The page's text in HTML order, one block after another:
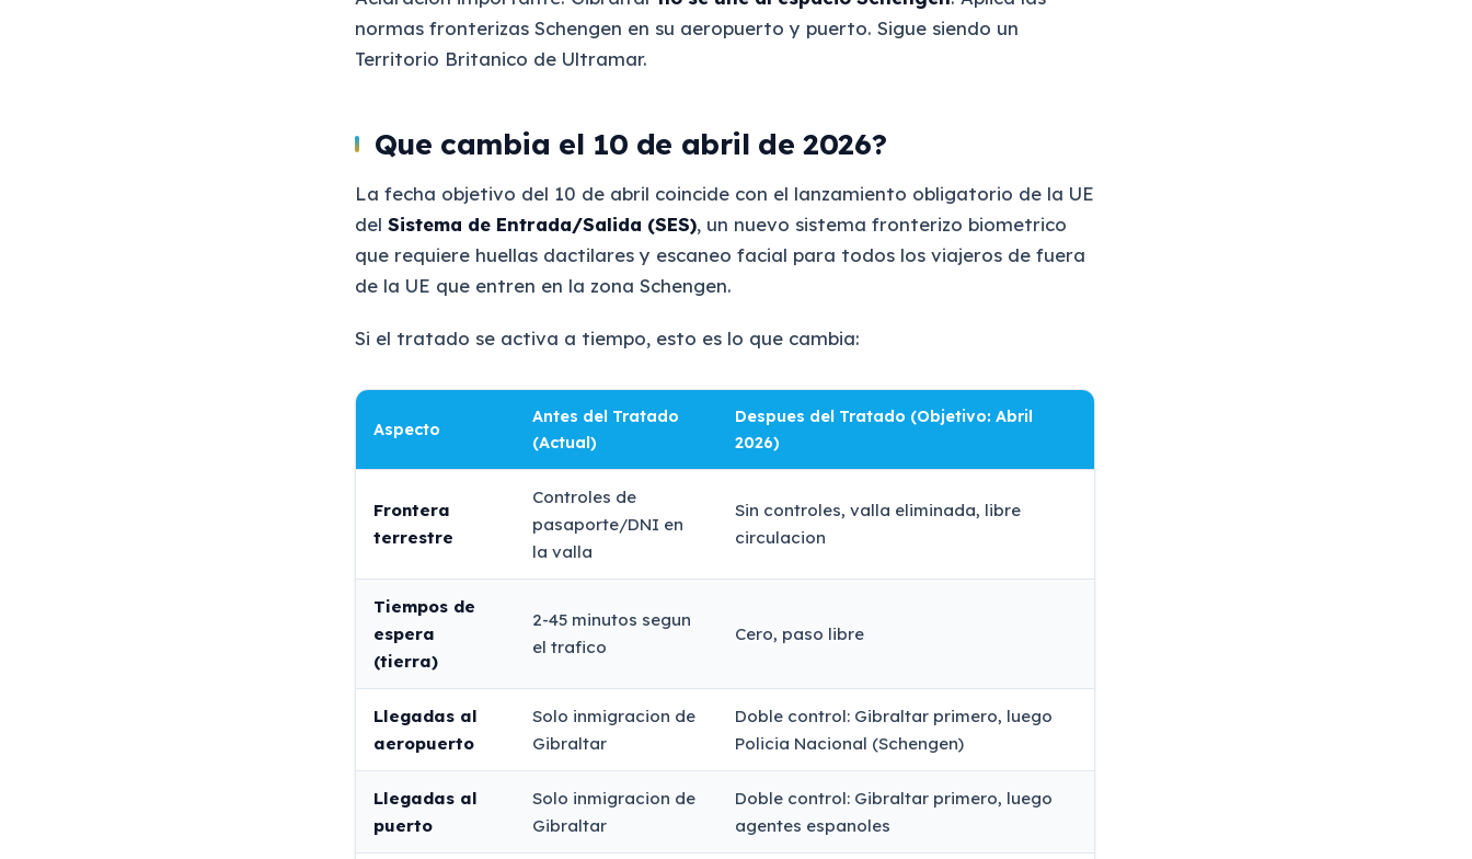
normas fronterizas Schengen en su aeropuerto y puerto. Sigue siendo un
Territorio Britanico de Ultramar.
Que cambia el 10 de abril de 2026?
La fecha objetivo del 10 de abril coincide con el lanzamiento obligatorio de la UE
del Sistema de Entrada/Salida (SES), un nuevo sistema fronterizo biometrico
que requiere huellas dactilares y escaneo facial para todos los viajeros de fuera
de la UE que entren en la zona Schengen.
Si el tratado se activa a tiempo, esto es lo que cambia:
Aspecto
Antes del Tratado
(Actual)
Despues del Tratado (Objetivo: Abril
2026)
Frontera
terrestre
Controles de
pasaporte/DNI en
la valla
Sin controles, valla eliminada, libre
circulacion
Tiempos de
espera
(tierra)
2-45 minutos segun
el trafico
Cero, paso libre
Llegadas al
aeropuerto
Solo inmigracion de
Gibraltar
Doble control: Gibraltar primero, luego
Policia Nacional (Schengen)
Llegadas al
puerto
Solo inmigracion de
Gibraltar
Doble control: Gibraltar primero, luego
agentes espanoles